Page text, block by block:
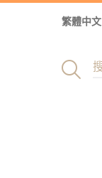
繁體中文